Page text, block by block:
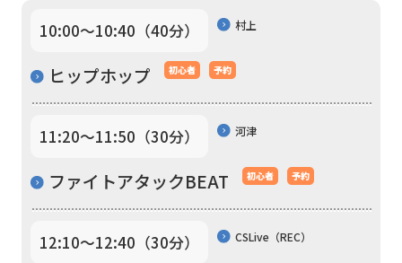
10:00〜10:40（40分） 村上
ヒップホップ 初心者 予約
11:20〜11:50（30分） 河津
ファイトアタックBEAT 初心者 予約
12:10〜12:40（30分） CSLive（REC）
translated
English.
Click
the
below
automatic